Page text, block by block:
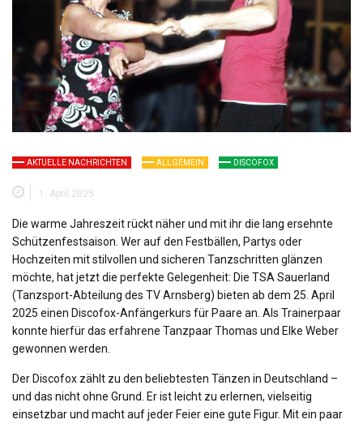
AKTUELLE NACHRICHTEN ALLGEMEIN DISCOFOX
1. April 2025
Die warme Jahreszeit rückt näher und mit ihr die lang ersehnte
Schützenfestsaison. Wer auf den Festbällen, Partys oder
Hochzeiten mit stilvollen und sicheren Tanzschritten glänzen
möchte, hat jetzt die perfekte Gelegenheit: Die TSA Sauerland
(Tanzsport-Abteilung des TV Arnsberg) bieten ab dem 25. April
2025 einen Discofox-Anfängerkurs für Paare an. Als Trainerpaar
konnte hierfür das erfahrene Tanzpaar Thomas und Elke Weber
gewonnen werden.
Der Discofox zählt zu den beliebtesten Tänzen in Deutschland –
und das nicht ohne Grund. Er ist leicht zu erlernen, vielseitig
einsetzbar und macht auf jeder Feier eine gute Figur. Mit ein paar